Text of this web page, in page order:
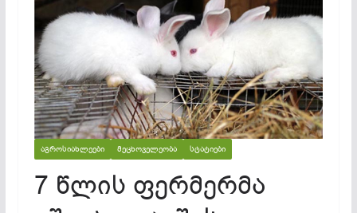
ᲐᲒᲠᲝᲡᲘᲐᲮᲚᲔᲔᲑᲘ ᲛᲔᲪᲮᲝᲕᲔᲚᲔᲝᲑᲐ ᲡᲢᲐᲢᲘᲔᲑᲘ
7 წლის ფერმერმა